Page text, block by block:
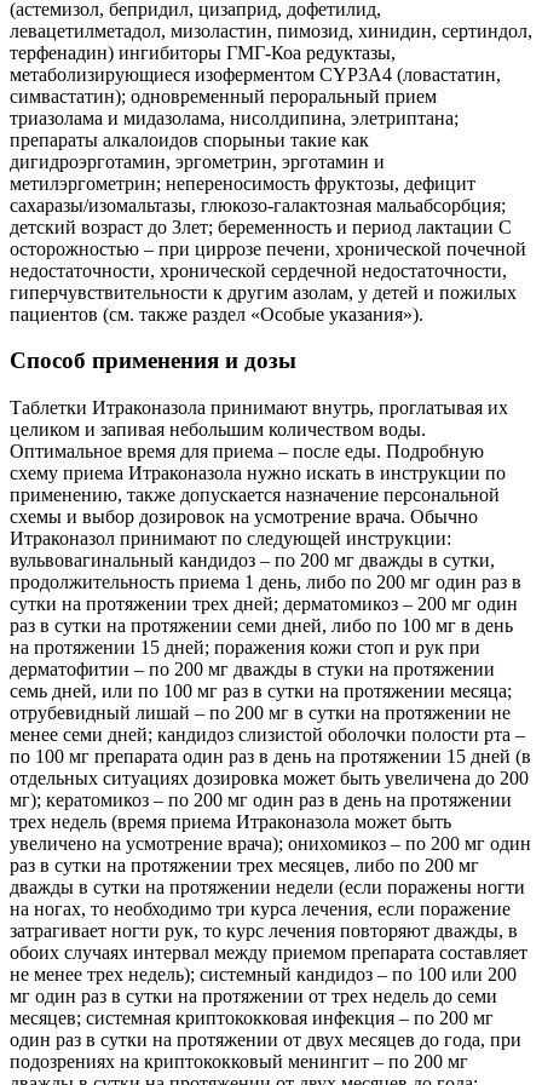
(астемизол, бепридил, цизаприд, дофетилид,
левацетилметадол, мизоластин, пимозид, хинидин, сертиндол,
терфенадин) ингибиторы ГМГ-Коа редуктазы,
метаболизирующиеся изоферментом CYP3A4 (ловастатин,
симвастатин); одновременный пероральный прием
триазолама и мидазолама, нисолдипина, элетриптана;
препараты алкалоидов спорыньи такие как
дигидроэрготамин, эргометрин, эрготамин и
метилэргометрин; непереносимость фруктозы, дефицит
сахаразы/изомальтазы, глюкозо-галактозная мальабсорбция;
детский возраст до 3лет; беременность и период лактации С
осторожностью – при циррозе печени, хронической почечной
недостаточности, хронической сердечной недостаточности,
гиперчувствительности к другим азолам, у детей и пожилых
пациентов (см. также раздел «Особые указания»).
Способ применения и дозы
Таблетки Итраконазола принимают внутрь, проглатывая их
целиком и запивая небольшим количеством воды.
Оптимальное время для приема – после еды. Подробную
схему приема Итраконазола нужно искать в инструкции по
применению, также допускается назначение персональной
схемы и выбор дозировок на усмотрение врача. Обычно
Итраконазол принимают по следующей инструкции:
вульвовагинальный кандидоз – по 200 мг дважды в сутки,
продолжительность приема 1 день, либо по 200 мг один раз в
сутки на протяжении трех дней; дерматомикоз – 200 мг один
раз в сутки на протяжении семи дней, либо по 100 мг в день
на протяжении 15 дней; поражения кожи стоп и рук при
дерматофитии – по 200 мг дважды в стуки на протяжении
семь дней, или по 100 мг раз в сутки на протяжении месяца;
отрубевидный лишай – по 200 мг в сутки на протяжении не
менее семи дней; кандидоз слизистой оболочки полости рта –
по 100 мг препарата один раз в день на протяжении 15 дней (в
отдельных ситуациях дозировка может быть увеличена до 200
мг); кератомикоз – по 200 мг один раз в день на протяжении
трех недель (время приема Итраконазола может быть
увеличено на усмотрение врача); онихомикоз – по 200 мг один
раз в сутки на протяжении трех месяцев, либо по 200 мг
дважды в сутки на протяжении недели (если поражены ногти
на ногах, то необходимо три курса лечения, если поражение
затрагивает ногти рук, то курс лечения повторяют дважды, в
обоих случаях интервал между приемом препарата составляет
не менее трех недель); системный кандидоз – по 100 или 200
мг один раз в сутки на протяжении от трех недель до семи
месяцев; системная криптококковая инфекция – по 200 мг
один раз в сутки на протяжении от двух месяцев до года, при
подозрениях на криптококковый менингит – по 200 мг